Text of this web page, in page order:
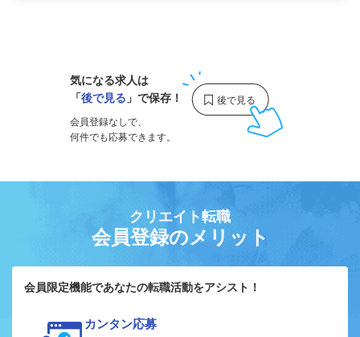
気になる求人は
「後で見る 」で保存！
会員登録なしで、
何件でも応募できます。
クリエイト転職
会員登録のメリット
会員限定機能であなたの転職活動をアシスト！
カンタン応募